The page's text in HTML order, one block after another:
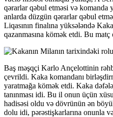
qərarlar qəbul etməsi və komanda
anlarda düzgün qərarlar qəbul
Liqasının finalına yüksələndə
qazanmasına kömək etdi. Bu
Baş məşqçi Karlo Ançelottinin
çevrildi. Kaka komandanı
yaratmağa kömək etdi. Kaka
tanınması idi. Bu il onun üçün
hadisəsi oldu və dövrünün ən
dolu idi, pərəstişkarlarına onunla